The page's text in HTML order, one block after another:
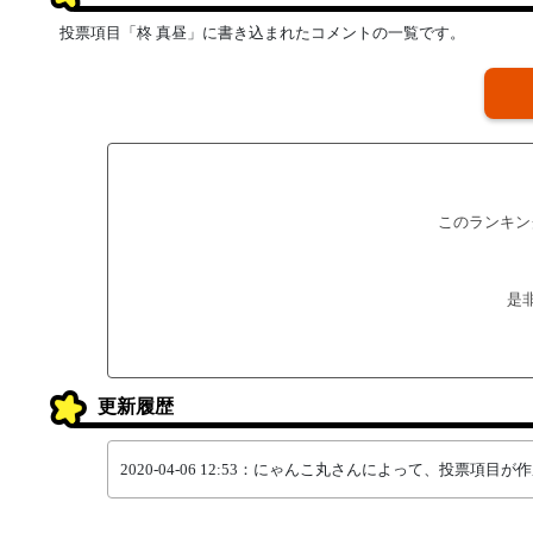
投票項目「柊 真昼」に書き込まれたコメントの一覧です。
このランキ
是
更新履歴
2020-04-06 12:53：にゃんこ丸さんによって、投票項目が